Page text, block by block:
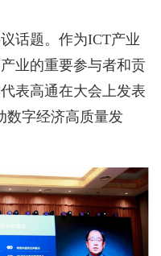
话题。作为ICT产业
业的重要参与者和贡
表高通在大会上发表
数字经济高质量发